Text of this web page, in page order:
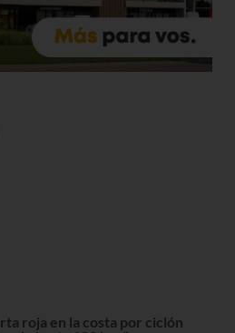
roja en la costa por ciclón